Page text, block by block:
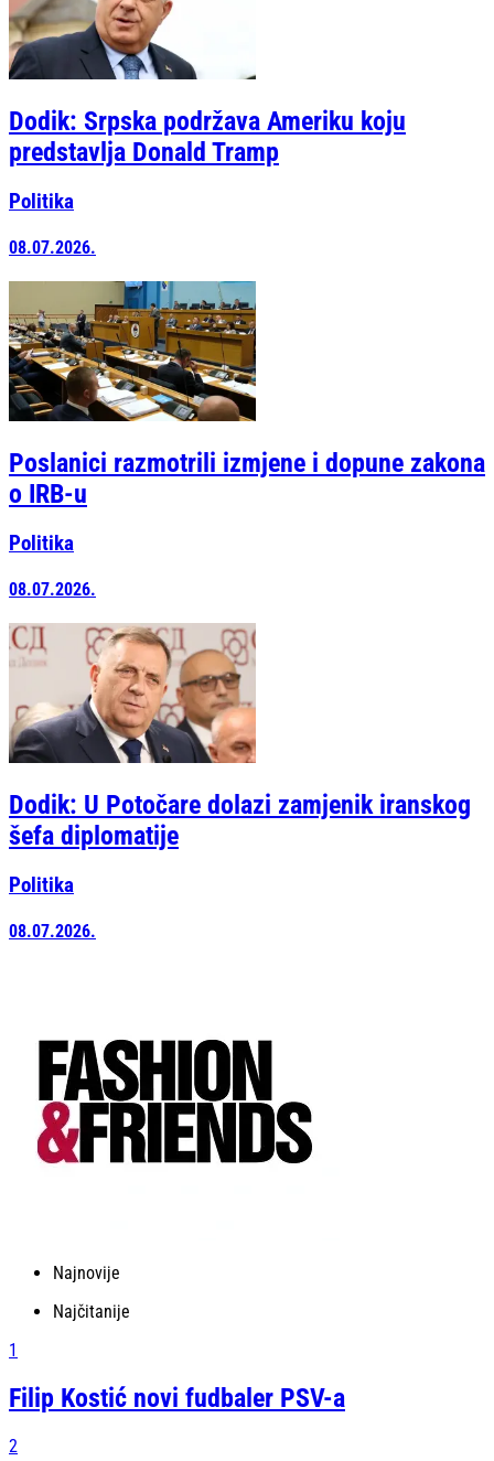
Dodik: Srpska podržava Ameriku koju
predstavlja Donald Tramp
Politika
08.07.2026.
Poslanici razmotrili izmjene i dopune zakona
o IRB-u
Politika
08.07.2026.
Dodik: U Potočare dolazi zamjenik iranskog
šefa diplomatije
Politika
08.07.2026.
Najnovije
Najčitanije
1
Filip Kostić novi fudbaler PSV-a
2